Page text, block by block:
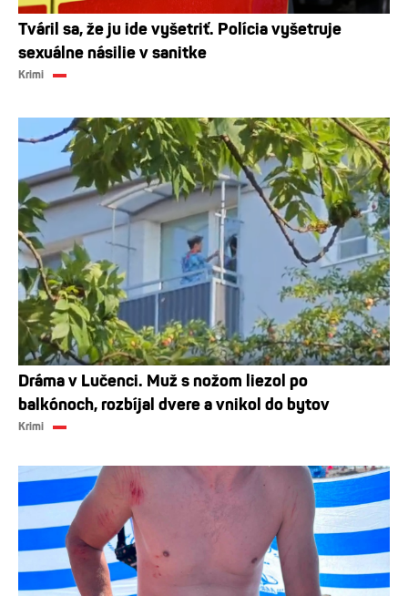
Tváril sa, že ju ide vyšetriť. Polícia vyšetruje
sexuálne násilie v sanitke
Krimi
Dráma v Lučenci. Muž s nožom liezol po
balkónoch, rozbíjal dvere a vnikol do bytov
Krimi